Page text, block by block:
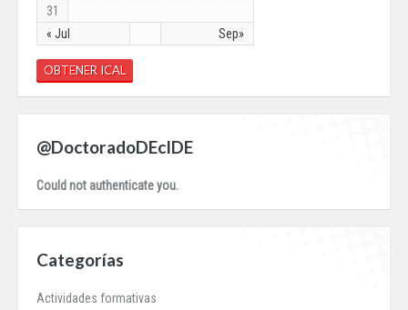
« Jul Sep»
31
OBTENER ICAL
@DoctoradoDEcIDE
Could not authenticate you.
Categorías
Actividades formativas